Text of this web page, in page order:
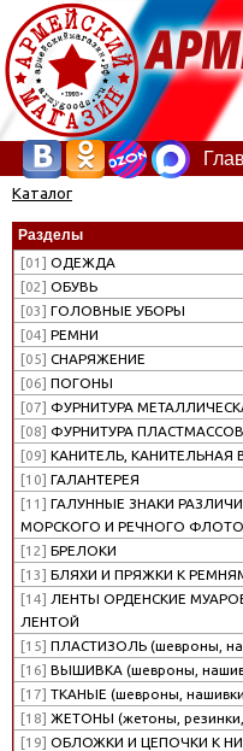
Каталог
Разделы
[01] ОДЕЖДА
[02] ОБУВЬ
[03] ГОЛОВНЫЕ УБОРЫ
[04] РЕМНИ
[05] СНАРЯЖЕНИЕ
[06] ПОГОНЫ
[07] ФУРНИТУРА
[08] ФУРНИТУРА
[09] КАНИТЕЛЬ, КАНИТЕЛЬНАЯ
[10] ГАЛАНТЕРЕЯ
[11] ГАЛУННЫЕ ЗНАКИ
МОРСКОГО И РЕЧНОГО
[12] БРЕЛОКИ
[13] БЛЯХИ И ПРЯЖКИ К
[14] ЛЕНТЫ ОРДЕНСКИЕ
ЛЕНТОЙ
[15] ПЛАСТИЗОЛЬ (шевроны,
[16] ВЫШИВКА (шевроны,
[17] ТКАНЫЕ (шевроны,
[18] ЖЕТОНЫ (жетоны,
[19] ОБЛОЖКИ И ЦЕПОЧКИ К